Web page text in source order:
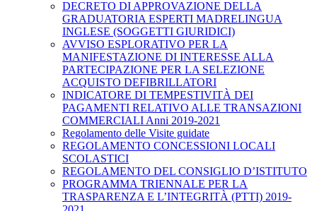
DECRETO DI APPROVAZIONE DELLA
GRADUATORIA ESPERTI MADRELINGUA
INGLESE (SOGGETTI GIURIDICI)
AVVISO ESPLORATIVO PER LA
MANIFESTAZIONE DI INTERESSE ALLA
PARTECIPAZIONE PER LA SELEZIONE
ACQUISTO DEFIBRILLATORI
INDICATORE DI TEMPESTIVITÀ DEI
PAGAMENTI RELATIVO ALLE TRANSAZIONI
COMMERCIALI Anni 2019-2021
Regolamento delle Visite guidate
REGOLAMENTO CONCESSIONI LOCALI
SCOLASTICI
REGOLAMENTO DEL CONSIGLIO D’ISTITUTO
PROGRAMMA TRIENNALE PER LA
TRASPARENZA E L’INTEGRITÀ (PTTI) 2019-